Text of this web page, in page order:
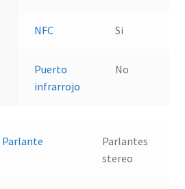
NFC Si
Puerto
infrarrojo
No
Parlante
Parlantes
stereo